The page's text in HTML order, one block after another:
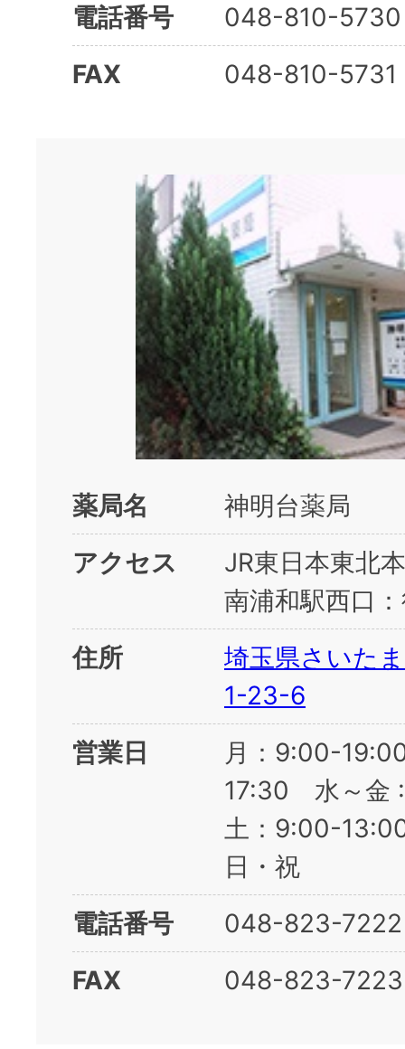
電話番号
048-810-5730
FAX
048-810-5731
薬局名
神明台薬局
アクセス
JR東日本東北
南浦和駅西口
住所
埼玉県さいた
1-23-6
営業日
月：9:00-
17:30 水～
土：9:00-
日・祝
電話番号
048-823-7222
FAX
048-823-7223